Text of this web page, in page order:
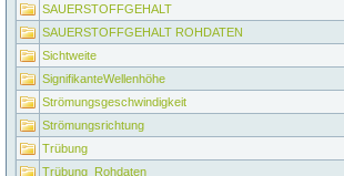
SAUERSTOFFGEHALT
SAUERSTOFFGEHALT ROHDATEN
Sichtweite
SignifikanteWellenhöhe
Strömungsgeschwindigkeit
Strömungsrichtung
Trübung
Trübung_Rohdaten